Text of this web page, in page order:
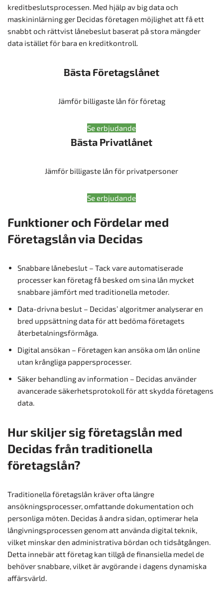
kreditbeslutsprocessen. Med hjälp av big data och
maskininlärning ger Decidas företagen möjlighet att få ett
snabbt och rättvist lånebeslut baserat på stora mängder
data istället för bara en kreditkontroll.
Bästa Företagslånet
Jämför billigaste lån för företag
Se erbjudande
Bästa Privatlånet
Jämför billigaste lån för privatpersoner
Se erbjudande
Funktioner och Fördelar med
Företagslån via Decidas
Snabbare lånebeslut – Tack vare automatiserade
processer kan företag få besked om sina lån mycket
snabbare jämfört med traditionella metoder.
Data-drivna beslut – Decidas’ algoritmer analyserar en
bred uppsättning data för att bedöma företagets
återbetalningsförmåga.
Digital ansökan – Företagen kan ansöka om lån online
utan krångliga pappersprocesser.
Säker behandling av information – Decidas använder
avancerade säkerhetsprotokoll för att skydda företagens
data.
Hur skiljer sig företagslån med
Decidas från traditionella
företagslån?
Traditionella företagslån kräver ofta längre
ansökningsprocesser, omfattande dokumentation och
personliga möten. Decidas å andra sidan, optimerar hela
långivningsprocessen genom att använda digital teknik,
vilket minskar den administrativa bördan och tidsåtgången.
Detta innebär att företag kan tillgå de finansiella medel de
behöver snabbare, vilket är avgörande i dagens dynamiska
affärsvärld.